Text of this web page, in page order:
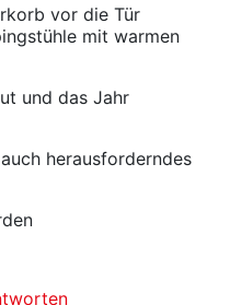
vor die Tür
mit warmen
und das Jahr
herausforderndes